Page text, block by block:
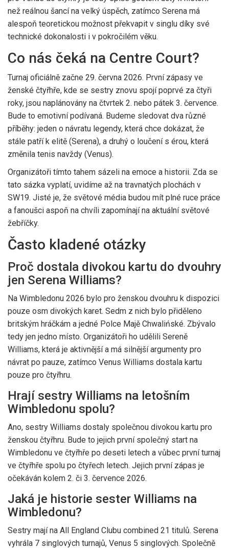
než reálnou šancí na velký úspěch, zatímco Serena má
alespoň teoretickou možnost překvapit v singlu díky své
technické dokonalosti i v pokročilém věku.
Co nás čeká na Centre Court?
Turnaj oficiálně začne 29. června 2026. První zápasy ve
ženské čtyřhře, kde se sestry znovu spojí poprvé za čtyři
roky, jsou naplánovány na čtvrtek 2. nebo pátek 3. července.
Bude to emotivní podívaná. Budeme sledovat dva různé
příběhy: jeden o návratu legendy, která chce dokázat, že
stále patří k elitě (Serena), a druhý o loučení s érou, která
změnila tenis navždy (Venus).
Organizátoři tímto tahem sázeli na emoce a historii. Zda se
tato sázka vyplatí, uvidíme až na travnatých plochách v
SW19. Jisté je, že světové média budou mít plné ruce práce
a fanoušci aspoň na chvíli zapomínají na aktuální světové
žebříčky.
Často kladené otázky
Proč dostala divokou kartu do dvouhry
jen Serena Williams?
Na Wimbledonu 2026 bylo pro ženskou dvouhru k dispozici
pouze osm divokých karet. Sedm z nich bylo přiděleno
britským hráčkám a jedné Polce Majě Chwalińské. Zbývalo
tedy jen jedno místo. Organizátoři ho udělili Sereně
Williams, která je aktivnější a má silnější argumenty pro
návrat po pauze, zatímco Venus Williams dostala kartu
pouze pro čtyřhru.
Hrají sestry Williams na letošním
Wimbledonu spolu?
Ano, sestry Williams dostaly společnou divokou kartu pro
ženskou čtyřhru. Bude to jejich první společný start na
Wimbledonu ve čtyřhře po deseti letech a vůbec první turnaj
ve čtyřhře spolu po čtyřech letech. Jejich první zápas je
očekáván kolem 2. či 3. července 2026.
Jaká je historie sester Williams na
Wimbledonu?
Sestry mají na All England Clubu combined 21 titulů. Serena
vyhrála 7 singlových turnajů, Venus 5 singlových. Společně